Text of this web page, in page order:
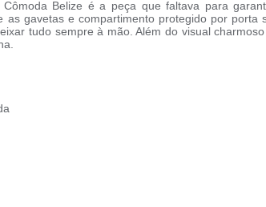
Belize é a peça que faltava para
gavetas e compartimento protegido por
tudo sempre à mão. Além do visual